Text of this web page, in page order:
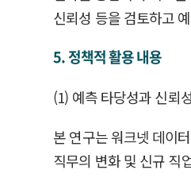
신뢰성 등을 검토하고
5. 정책적 활용 내용
(1) 예측 타당성과 신뢰
본 연구는 워크넷 데이
직무의 변화 및 신규 직